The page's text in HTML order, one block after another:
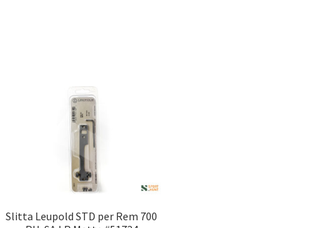
Slitta Leupold STD per Rem 700